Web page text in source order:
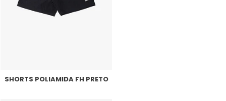
SHORTS POLIAMIDA FH PRETO